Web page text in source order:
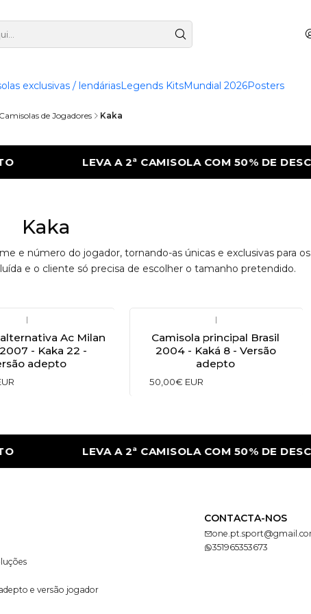
exclusivas / lendáriasLegends KitsMundial 2026Posters
Camisolas de Jogadores Kaka
LEVA A 2ª CAMISOLA COM 50% DE
Kaka
e número do jogador, tornando-as únicas e exclusivas para
e o cliente só precisa de escolher o tamanho pretendido.
|
Ac Milan
- Kaka 22 -
adepto
|
Camisola principal Brasil
2004 - Kaká 8 - Versão
adepto
50,00€ EUR
LEVA A 2ª CAMISOLA COM 50% DE
e versão jogador
CONTACTA-NOS
351965353673